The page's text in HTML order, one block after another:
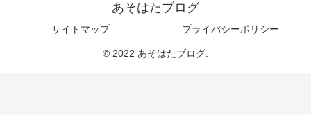
あそはたブログ
サイトマップ プライバシーポリシー
© 2022 あそはたブログ.